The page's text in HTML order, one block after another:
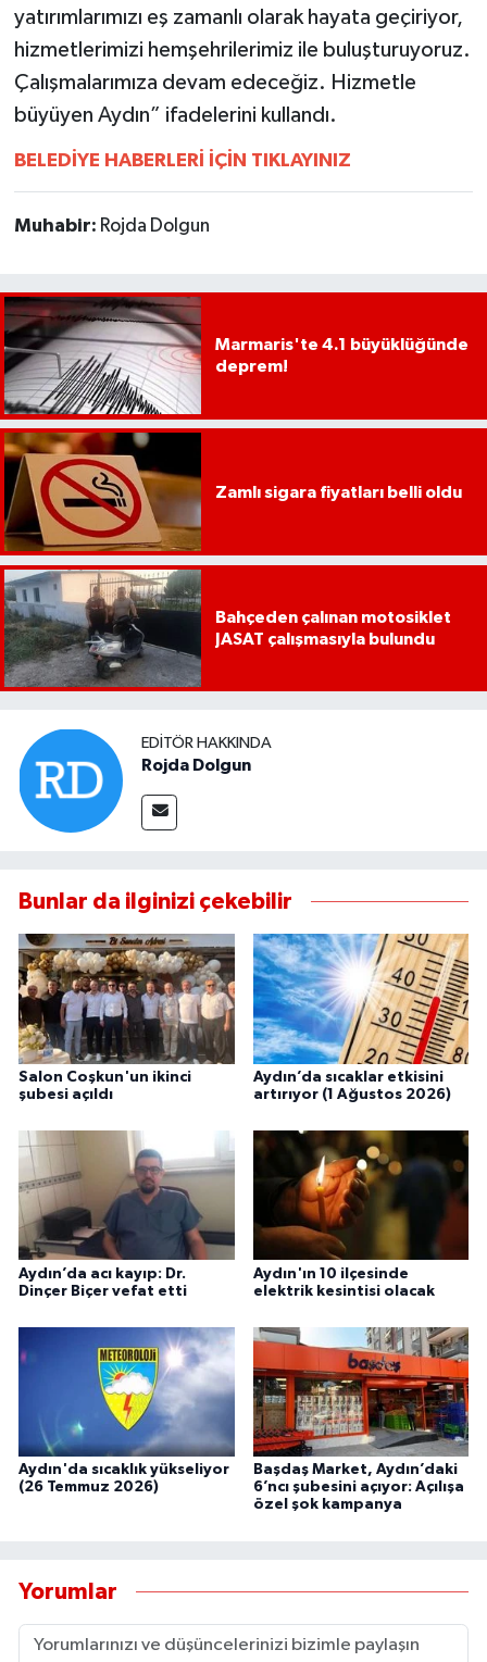
yatırımlarımızı eş zamanlı olarak hayata geçiriyor,
hizmetlerimizi hemşehrilerimiz ile buluşturuyoruz.
Çalışmalarımıza devam edeceğiz. Hizmetle
büyüyen Aydın” ifadelerini kullandı.
BELEDİYE HABERLERİ İÇİN TIKLAYINIZ
Muhabir: Rojda Dolgun
Marmaris'te 4.1 büyüklüğünde
deprem!
Zamlı sigara fiyatları belli oldu
Bahçeden çalınan motosiklet
JASAT çalışmasıyla bulundu
EDITÖR HAKKINDA
Rojda Dolgun
Bunlar da ilginizi çekebilir
Salon Coşkun'un ikinci
şubesi açıldı
Aydın’da sıcaklar etkisini
artırıyor (1 Ağustos 2026)
Aydın’da acı kayıp: Dr.
Dinçer Biçer vefat etti
Aydın'ın 10 ilçesinde
elektrik kesintisi olacak
Aydın'da sıcaklık yükseliyor
(26 Temmuz 2026)
Başdaş Market, Aydın’daki
6’ncı şubesini açıyor: Açılışa
özel şok kampanya
Yorumlar